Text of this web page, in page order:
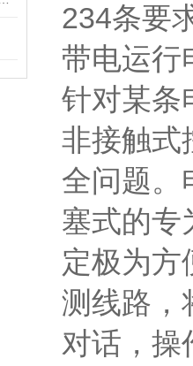
234条要
带电运行
针对某条
非接触式
全问题。
塞式的专
定极为方
测线路，
对话，操